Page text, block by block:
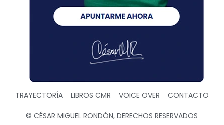
TRAYECTORÍA LIBROS CMR VOICE OVER CONTACTO
© CÉSAR MIGUEL RONDÓN, DERECHOS RESERVADOS